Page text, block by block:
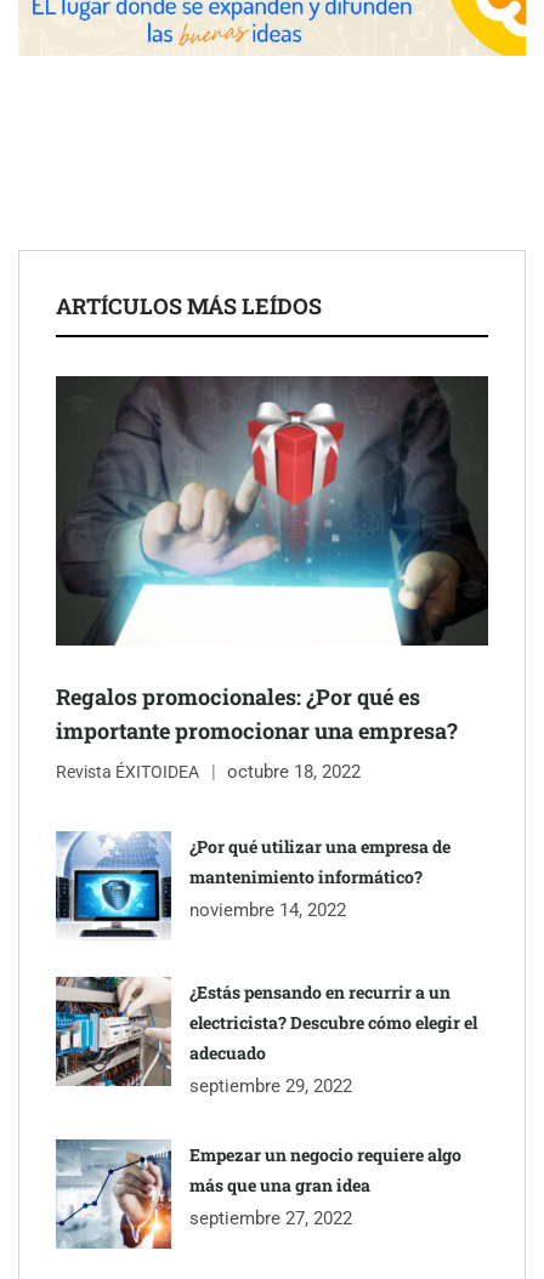
Gestoría Online reduce a unas horas el alta de autónomo
IA ya no es suficiente para los profesionales de la arquitectura
Martín Mingorance Abogados consolida su posición como
particulares
Brisas del Estrecho abastece a la hostelería de Sevilla
conectando lonjas con establecimientos
ARTÍCULOS MÁS LEÍDOS
Regalos promocionales: ¿Por qué es
importante promocionar una empresa?
Revista ÉXITOIDEA octubre 18, 2022
¿Por qué utilizar una empresa de
mantenimiento informático?
noviembre 14, 2022
¿Estás pensando en recurrir a un
electricista? Descubre cómo elegir el
adecuado
septiembre 29, 2022
Empezar un negocio requiere algo
más que una gran idea
septiembre 27, 2022